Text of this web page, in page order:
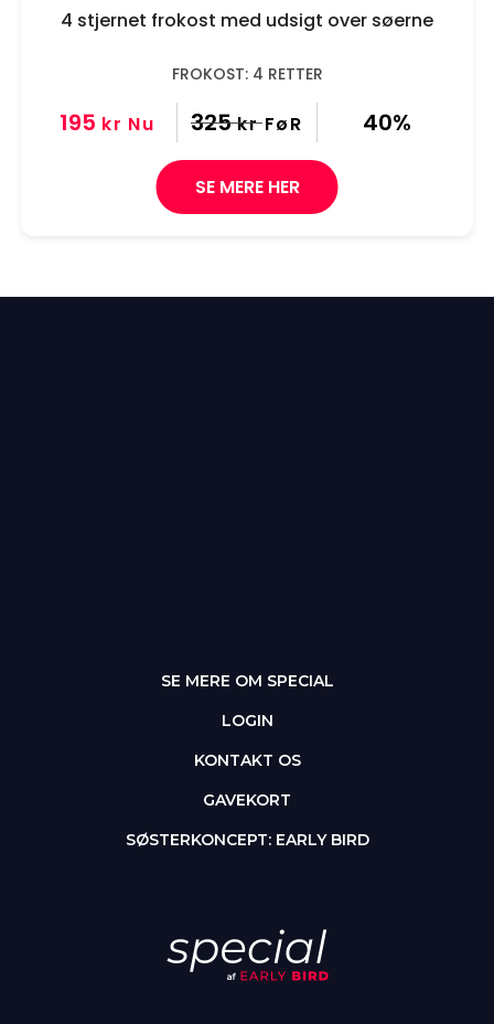
4 stjernet frokost med udsigt over søerne
FROKOST: 4 RETTER
195 kr Nu 325 kr FøR 40%
SE MERE HER
SE MERE OM SPECIAL
LOGIN
KONTAKT OS
GAVEKORT
SØSTERKONCEPT: EARLY BIRD